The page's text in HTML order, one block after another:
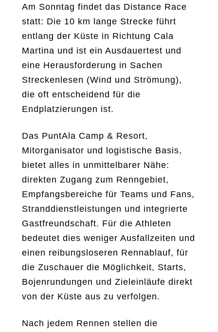
Am Sonntag findet das Distance Race
statt: Die 10 km lange Strecke führt
entlang der Küste in Richtung Cala
Martina und ist ein Ausdauertest und
eine Herausforderung in Sachen
Streckenlesen (Wind und Strömung),
die oft entscheidend für die
Endplatzierungen ist.
Das PuntAla Camp & Resort,
Mitorganisator und logistische Basis,
bietet alles in unmittelbarer Nähe:
direkten Zugang zum Renngebiet,
Empfangsbereiche für Teams und Fans,
Stranddienstleistungen und integrierte
Gastfreundschaft. Für die Athleten
bedeutet dies weniger Ausfallzeiten und
einen reibungsloseren Rennablauf, für
die Zuschauer die Möglichkeit, Starts,
Bojenrundungen und Zieleinläufe direkt
von der Küste aus zu verfolgen.
Nach jedem Rennen stellen die